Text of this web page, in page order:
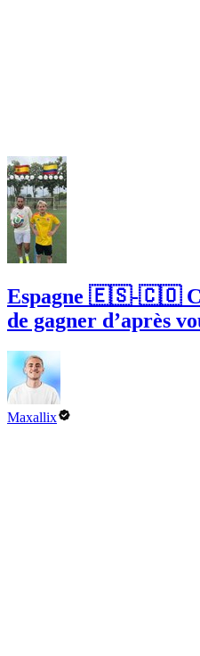
Espagne 🇪🇸-🇨🇴
de gagner d’après
Maxallix